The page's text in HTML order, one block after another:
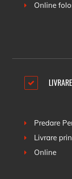
Online
Predare
Livrare
Online